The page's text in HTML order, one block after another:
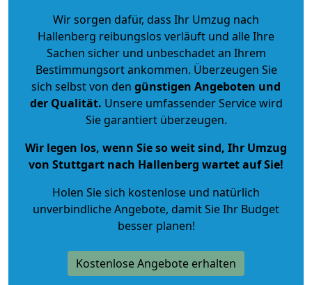
Wir sorgen dafür, dass Ihr Umzug nach
Hallenberg reibungslos verläuft und alle Ihre
Sachen sicher und unbeschadet an Ihrem
Bestimmungsort ankommen. Überzeugen Sie
sich selbst von den günstigen Angeboten und
der Qualität. Unsere umfassender Service wird
Sie garantiert überzeugen.
Wir legen los, wenn Sie so weit sind, Ihr Umzug
von Stuttgart nach Hallenberg wartet auf Sie!
Holen Sie sich kostenlose und natürlich
unverbindliche Angebote, damit Sie Ihr Budget
besser planen!
Kostenlose Angebote erhalten